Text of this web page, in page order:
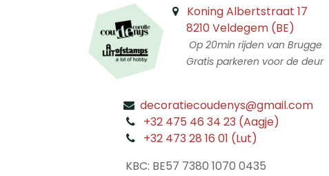
Koning Albertstraat 17
8210 Veldegem (BE)
Op 20min rijden van Brugge
Gratis parkeren voor de deur
decoratiecoudenys@gmail.com
+32 475 46 34 23 (Aagje)
+32 473 28 16 01 (Lut)
KBC: BE57 7380 1070 0435